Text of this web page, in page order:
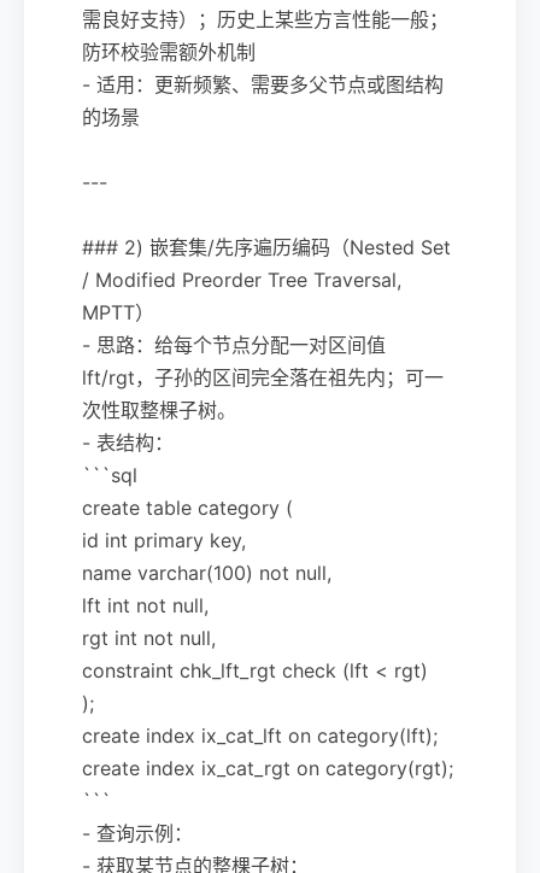
需良好支持）；历史上某些方言性能一般；
防环校验需额外机制
- 适用：更新频繁、需要多父节点或图结构
的场景
---
### 2) 嵌套集/先序遍历编码（Nested Set
/ Modified Preorder Tree Traversal,
MPTT）
- 思路：给每个节点分配一对区间值
lft/rgt，子孙的区间完全落在祖先内；可一
次性取整棵子树。
- 表结构：
```sql
create table category (
id int primary key,
name varchar(100) not null,
lft int not null,
rgt int not null,
constraint chk_lft_rgt check (lft < rgt)
);
create index ix_cat_lft on category(lft);
create index ix_cat_rgt on category(rgt);
```
- 查询示例：
- 获取某节点的整棵子树：